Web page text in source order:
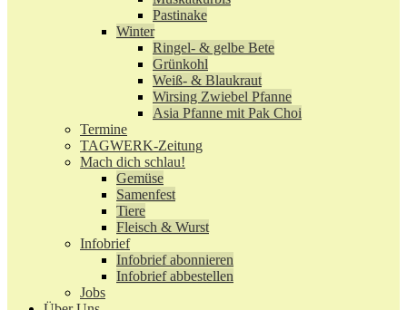
Pastinake
Winter
Ringel- & gelbe Bete
Grünkohl
Weiß- & Blaukraut
Wirsing Zwiebel Pfanne
Asia Pfanne mit Pak Choi
Termine
TAGWERK-Zeitung
Mach dich schlau!
Gemüse
Samenfest
Tiere
Fleisch & Wurst
Infobrief
Infobrief abonnieren
Infobrief abbestellen
Jobs